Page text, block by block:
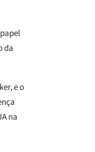
da
e o
na